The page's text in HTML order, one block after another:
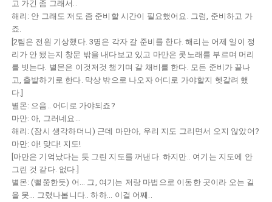
고 가긴 좀 그래서..
해리: 안 그래도 저도 좀 준비할 시간이 필요했어요. 그럼, 준비하고 가
죠.
[2팀은 전원 기상했다. 3명은 각자 갈 준비를 한다. 해리는 어제 일이 정
리가 안 됐는지 창문 밖을 내다보고 있고 마만은 콧노래를 부르며 머리
를 빗는다. 별몬은 이것저것 챙기며 갈 채비를 한다. 모든 준비가 끝나
고, 출발하기로 한다. 막상 밖으로 나오자 어디로 가야할지 헷갈려 했
다.]
별몬: 으음.. 어디로 가야되죠?
마만: 아, 그러네요...
해리: (잠시 생각하더니) 근데 마만아, 우리 지도 그리면서 오지 않았어?
마만: 아! 맞다! 지도!
[마만은 기억났다는 듯 그린 지도를 꺼낸다. 하지만.. 여기는 지도에 안
그린 것 같다. 없다.]
별몬: (뻘쭘한듯) 어... 그, 여기는 저랑 마법으로 이동한 곳이라 오는 길
을 못... 그렸나봅니다.. 하하... 이걸 어째..